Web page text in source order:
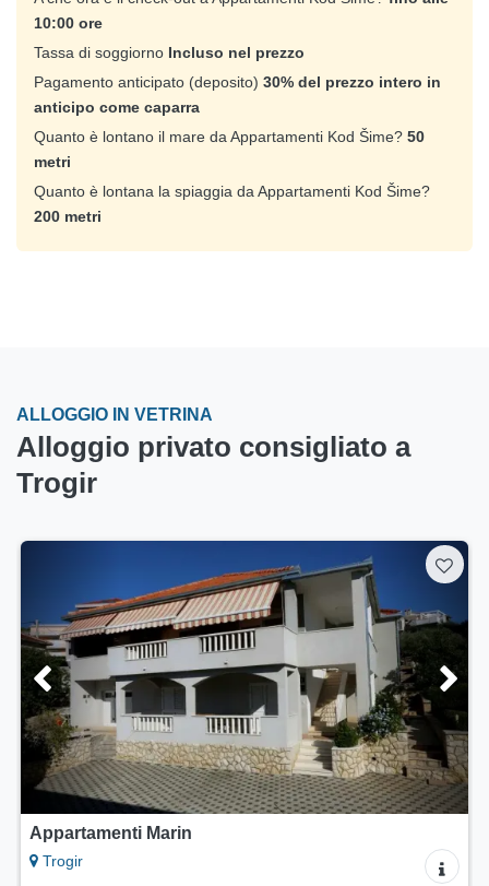
10:00 ore
Tassa di soggiorno Incluso nel prezzo
Pagamento anticipato (deposito) 30% del prezzo intero in
anticipo come caparra
Quanto è lontano il mare da Appartamenti Kod Šime? 50
metri
Quanto è lontana la spiaggia da Appartamenti Kod Šime?
200 metri
ALLOGGIO IN VETRINA
Alloggio privato consigliato a
Trogir
Appartamenti Marin
Trogir